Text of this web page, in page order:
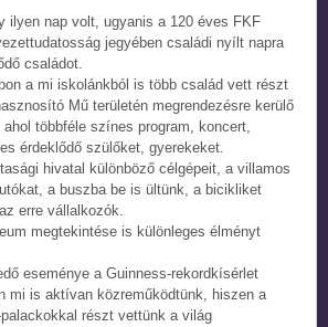
ilyen nap volt, ugyanis a 120 éves FKF
jegyében családi nyílt napra
családot.
a mi iskolánkból is több család vett részt
Mű területén megrendezésre kerülő
ahol többféle színes program, koncert,
érdeklődő szülőket, gyerekeket.
hivatal különböző célgépeit, a villamos
a buszba be is ültünk, a bicikliket
erre vállalkozók.
megtekintése is különleges élményt
eseménye a Guinness-rekordkísérlet
mi is aktívan közreműködtünk, hiszen a
részt vettünk a világ